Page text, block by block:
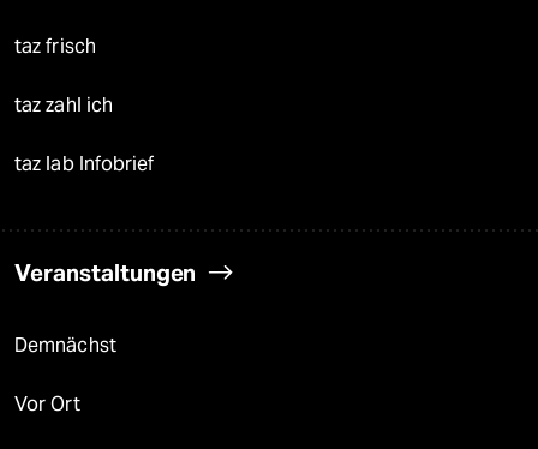
taz frisch
taz zahl ich
taz lab Infobrief
Veranstaltungen
Demnächst
Vor Ort